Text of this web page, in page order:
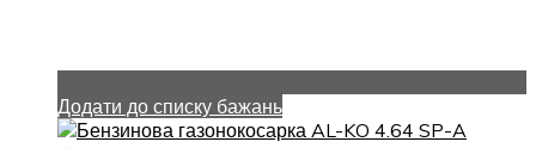
Додати до списку бажань